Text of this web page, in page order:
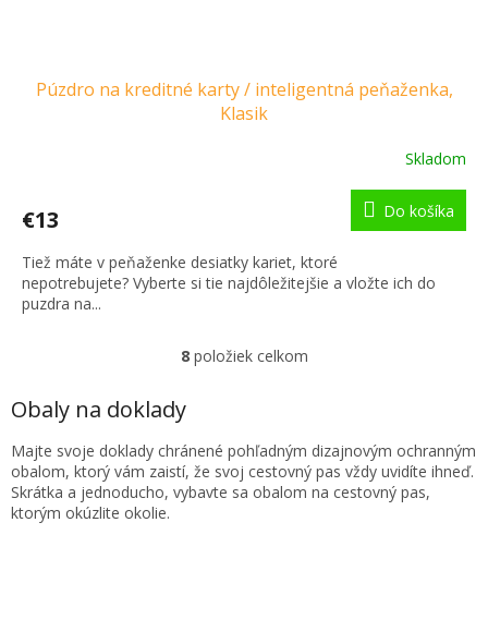
Púzdro na kreditné karty / inteligentná peňaženka,
Klasik
je
z
5
hviezdičiek.
Skladom
€13 Do košíka
Tiež máte v peňaženke desiatky kariet, ktoré
nepotrebujete? Vyberte si tie najdôležitejšie a vložte ich do
puzdra na...
O
d
a
c
8položiek celkom
Obaly na doklady
Majte svoje doklady chránené pohľadným dizajnovým ochranným
obalom, ktorý vám zaistí, že svoj cestovný pas vždy uvidíte ihneď.
Skrátka a jednoducho, vybavte sa obalom na cestovný pas,
ktorým okúzlite okolie.